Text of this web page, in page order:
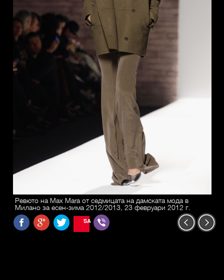
Ревюто на Max Mara от седмицата на дамската мода в
Милано за есен-зима 2012/2013, 23 февруари 2012 г.
SAVE